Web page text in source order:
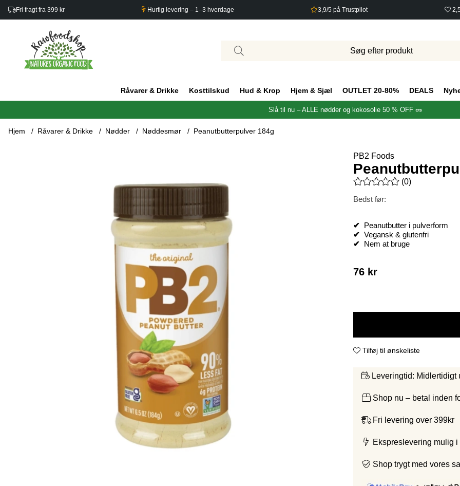
Fri fragt fra 399 kr Hurtig levering – 1–3 hverdage 3,9/5 på Trustpilot
Råvarer & Drikke Kosttilskud Hud & Krop Hjem & Sjæl OUTLET 20-80% DEALS
Slå til nu – ALLE nødder og kokosolie 50 % OFF 🥜
Hjem Råvarer & Drikke Nødder Nøddesmør Peanutbutterpulver 184g
PB2 Foods
Gennemsnitlig vurdering 0
(0)
Bedst før:
✔ Peanutbutter i pulverform
✔ Vegansk & glutenfri
✔ Nem at bruge
76 kr
Tilføj til ønskeliste
Leveringtid: Midlertidigt
Shop nu – betal inden
Fri levering over 399kr
Ekspreslevering mulig i
Shop trygt med vores